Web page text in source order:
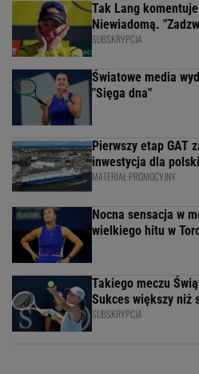
Tak Lang
Niewiadomą.
SUBSKRYPCJA
Światowe media
"Sięga dna"
Pierwszy etap GAT
inwestycja dla
MATERIAŁ PROMOCYJNY
Nocna sensacja w
wielkiego hitu w
Takiego meczu
Sukces większy niż
SUBSKRYPCJA